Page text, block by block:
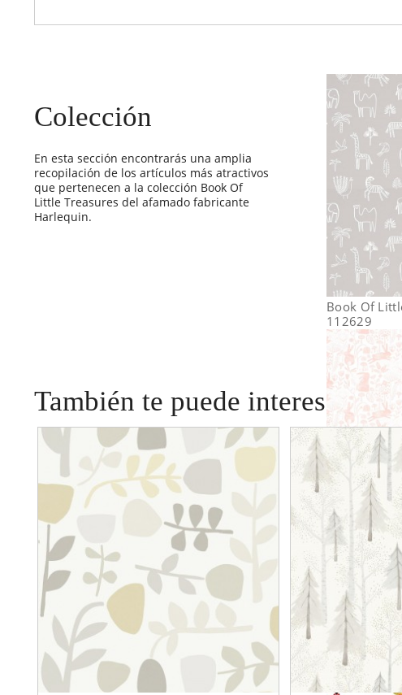
Colección
En esta sección encontrarás una amplia
recopilación de los artículos más atractivos
que pertenecen a la colección Book Of
Little Treasures del afamado fabricante
Harlequin.
Book Of
112629
Book Of
112632
También te puede interesar